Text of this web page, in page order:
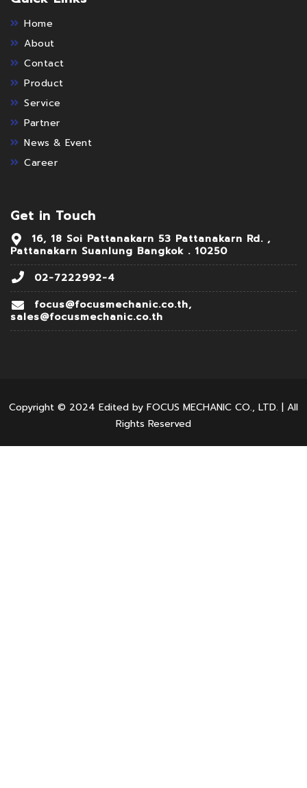
Home
About
Contact
Product
Service
Partner
News & Event
Career
Get in Touch
16, 18 Soi Pattanakarn 53 Pattanakarn Rd. ,
Pattanakarn Suanlung Bangkok . 10250
02-7222992-4
focus@focusmechanic.co.th,
sales@focusmechanic.co.th
Copyright © 2024 Edited by FOCUS MECHANIC CO., LTD. | All
Rights Reserved